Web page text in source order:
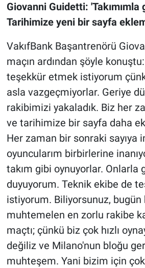
Giovanni Guidetti:
Tarihimize yeni bir sayfa
VakıfBank Başantrenörü
maçın ardından şöyle konuştu:
teşekkür etmek istiyorum
asla vazgeçmiyorlar. Geriye
rakibimizi yakaladık. Biz her
ve tarihimize bir sayfa daha
Her zaman bir sonraki sayıya
oyuncularım birbirlerine
takım gibi oynuyorlar. Onlarla
duyuyorum. Teknik ekibe de
istiyorum. Biliyorsunuz,
muhtemelen en zorlu rakibe
maçtı; çünkü biz çok hızlı
değiliz ve Milano'nun bloğu
muhteşem. Yani bizim için